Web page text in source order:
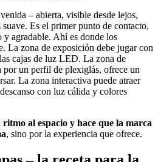
– abierta, visible desde lejos,
Es el primer punto de contacto,
y agradable. Ahí es donde los
La zona de exposición debe jugar con
cajas de luz LED. La zona de
por un perfil de plexiglás, ofrece un
La zona interactiva puede atraer
con luz cálida y colores
al espacio y hace que la marca
, sino por la experiencia que ofrece.